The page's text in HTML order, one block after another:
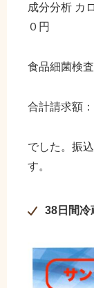
成分分析 カ
０円
食品細菌検
合計請求額
でした。振
す。
38日間冷